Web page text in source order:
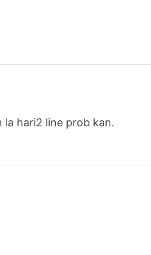
la hari2 line prob kan.